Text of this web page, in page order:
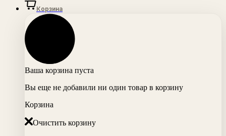
Корзина
Ваша корзина пуста
Вы еще не добавили ни один товар в корзину
Корзина
Очистить корзину